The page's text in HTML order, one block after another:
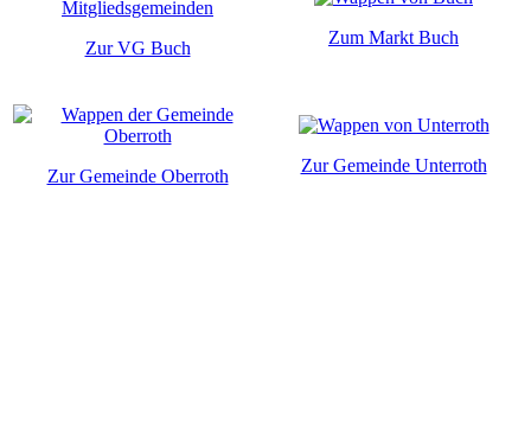
Zur VG Buch
Zum Markt Buch
Zur Gemeinde Oberroth
Zur Gemeinde Unterroth